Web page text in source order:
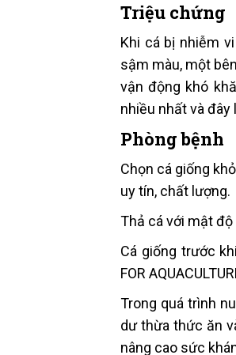
Triệu chứng
Khi cá bị nhiễm
sậm màu, một
vận động khó
nhiều nhất và đây
Phòng bệnh
Chọn cá giống
uy tín, chất lượng.
Thả cá với mật
Cá giống trước
FOR
Trong quá trình
dư thừa thức ăn
nâng cao sức